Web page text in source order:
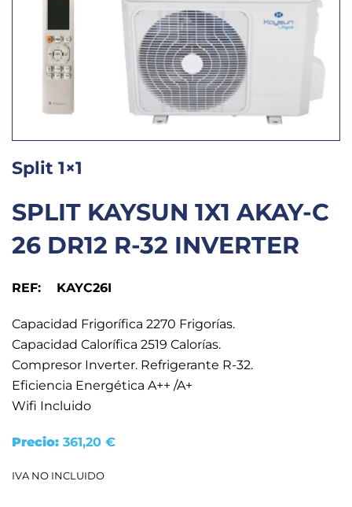
Split 1×1
SPLIT KAYSUN 1X1 AKAY-C
26 DR12 R-32 INVERTER
REF: KAYC26I
Capacidad Frigorífica 2270 Frigorías.
Capacidad Calorífica 2519 Calorías.
Compresor Inverter. Refrigerante R-32.
Eficiencia Energética A++ /A+
Wifi Incluido
Precio: 361,20 €
IVA NO INCLUIDO